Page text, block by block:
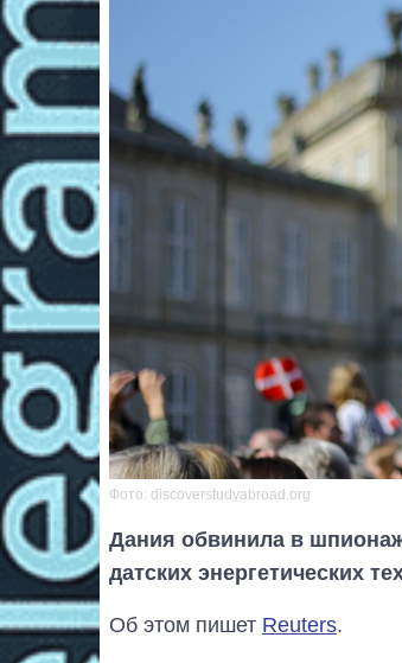
Фото: discoverstudyabroad.org
Дания обвинила в
датских энергетических
Об этом пишет Reuters.